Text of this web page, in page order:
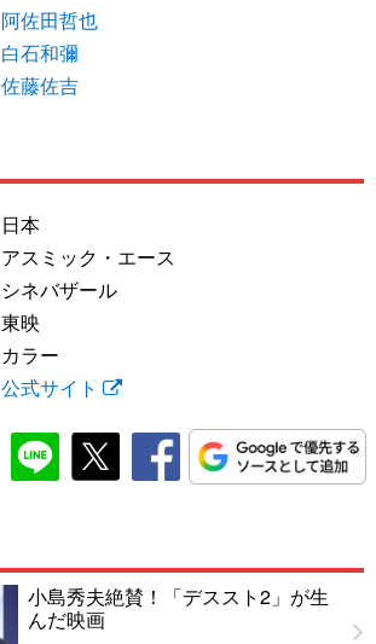
阿佐田哲也
白石和彌
佐藤佐吉
日本
アスミック・エース
シネバザール
東映
カラー
公式サイト
小島秀夫絶賛！「デススト2」が生
んだ映画